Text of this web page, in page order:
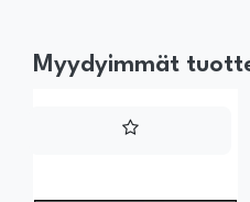
Myydyimmät